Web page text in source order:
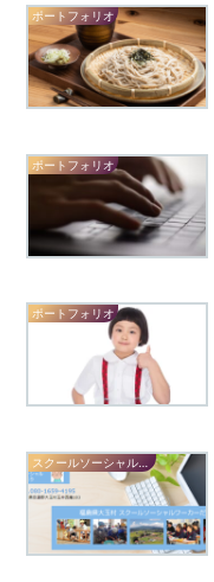
ポートフォリオ
ポートフォリオ
ポートフォリオ